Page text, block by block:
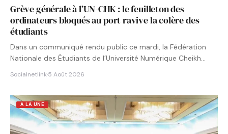
Grève générale à l’UN-CHK : le feuilleton des
ordinateurs bloqués au port ravive la colère des
étudiants
Dans un communiqué rendu public ce mardi, la Fédération
Nationale des Étudiants de l’Université Numérique Cheikh
Socialnetlink·5 Août 2026
A LA UNE